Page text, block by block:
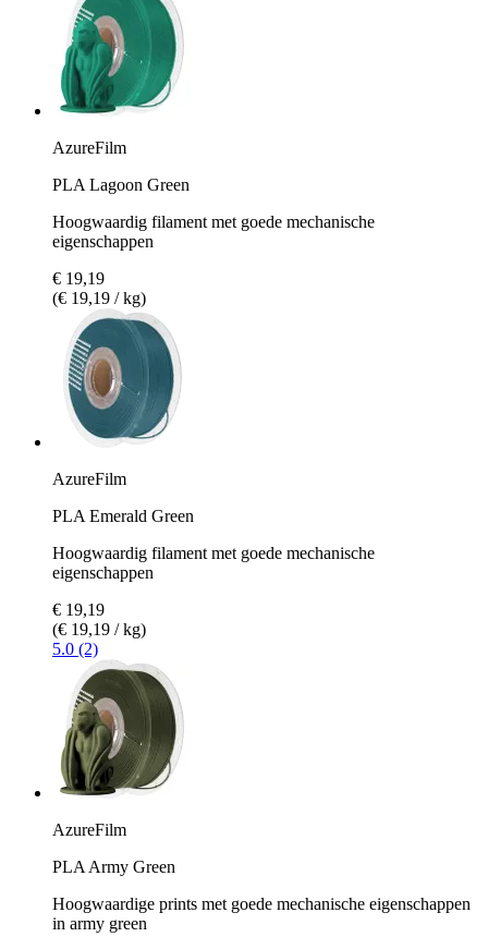
AzureFilm
PLA Lagoon Green
Hoogwaardig filament met goede mechanische
eigenschappen
€ 19,19
(€ 19,19 / kg)
AzureFilm
PLA Emerald Green
Hoogwaardig filament met goede mechanische
eigenschappen
€ 19,19
(€ 19,19 / kg)
5.0 (2)
AzureFilm
PLA Army Green
Hoogwaardige prints met goede mechanische eigenschappen
in army green